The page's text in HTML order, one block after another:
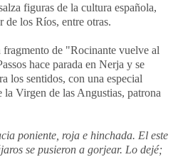
figuras de la cultura española,
los Ríos, entre otras.
de "Rocinante vuelve al
hace parada en Nerja y se
los sentidos, con una especial
Virgen de las Angustias, patrona
poniente, roja e hinchada. El este
se pusieron a gorjear. Lo dejé;